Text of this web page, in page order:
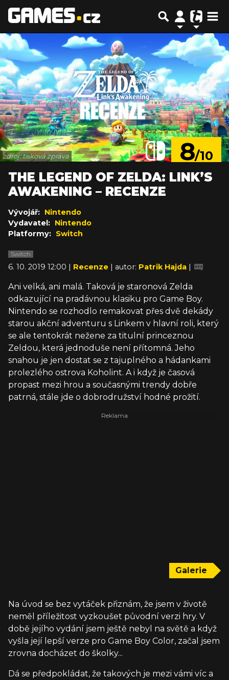
8/10
zdroj: tisková zpráva
THE LEGEND OF ZELDA: LINK’S
AWAKENING – RECENZE
Vývojář: Nintendo
Vydavatel: Nintendo
Platformy: Switch
Switch
6. 10. 2019 12:00 | Recenze | autor: Patrik Hajda |
Ani velká, ani malá. Taková je staronová Zelda
odkazující na pradávnou klasiku pro Game Boy.
Nintendo se rozhodlo remakovat přes dvě dekády
starou akční adventuru s Linkem v hlavní roli, který
se ale tentokrát nežene za titulní princeznou
Zeldou, která jednoduše není přítomná. Jeho
snahou je jen dostat se z tajuplného a hádankami
prolezlého ostrova Koholint. A i když je časová
propast mezi hrou a současnými trendy dobře
patrná, stále jde o dobrodružství hodné prožití.
Galerie
Na úvod se bez vytáček přiznám, že jsem v životě
neměl příležitost vyzkoušet původní verzi hry. V
době jejího vydání jsem ještě nebyl na světě a když
vyšla její lepší verze pro Game Boy Color, začal jsem
zrovna docházet do školky...
Dá se předpokládat, že takových je mezi vámi víc a